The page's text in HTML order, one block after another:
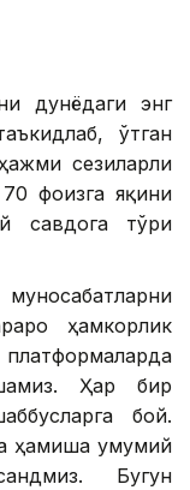
дунёдаги энг
ўтган
сезиларли
фоизга яқини
савдога тўғри
ҳамкорлик
Ҳар бир
бой.
ҳамиша умумий
Бугун